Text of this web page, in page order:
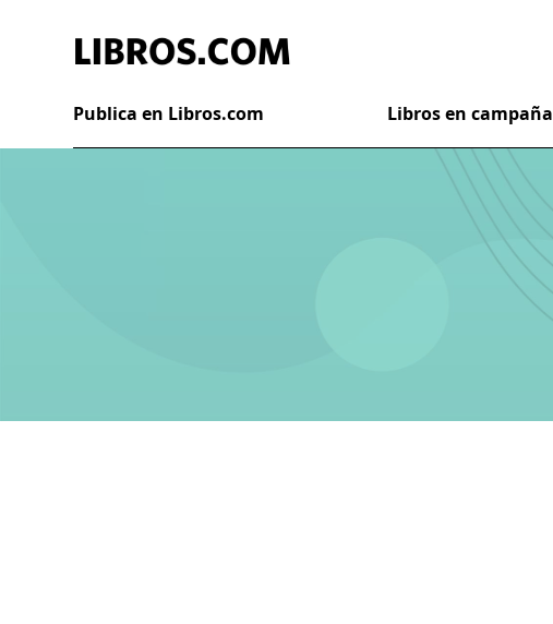
Publica en Libros.com Libros en campaña